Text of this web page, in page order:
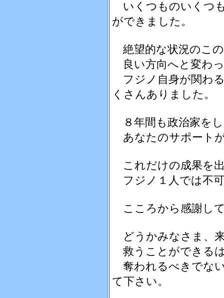
いくつものいくつ
ができました。
絶望的な状況のこ
良い方向へと変わ
フジノ自身が関わ
くさんありました。
８年間も政治家を
あなたのサポート
これだけの成果を
フジノ１人では不
こころから感謝し
どうかみなさま、
救うことができる
奪われるべきでな
て下さい。